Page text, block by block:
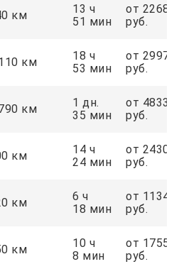
км
13 ч
51 мин
от
руб.
км
18 ч
53 мин
от
руб.
км
1 дн.
35 мин
от
руб.
км
14 ч
24 мин
от
руб.
км
6 ч
18 мин
от
руб.
км
10 ч
8 мин
от
руб.